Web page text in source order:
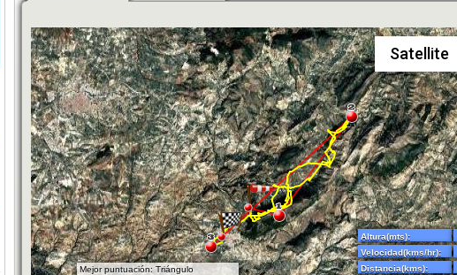
Mejor puntuación: Triángulo
Satellite
Altura(mts):
Velocidad(kms/hr):
Distancia(kms):